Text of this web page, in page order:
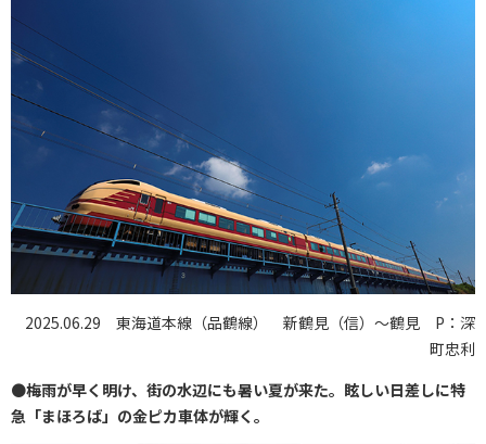
2025.06.29 東海道本線（品鶴線） 新鶴見（信）〜鶴見 P：深
町忠利
●梅雨が早く明け、街の水辺にも暑い夏が来た。眩しい日差しに特
急「まほろば」の金ピカ車体が輝く。